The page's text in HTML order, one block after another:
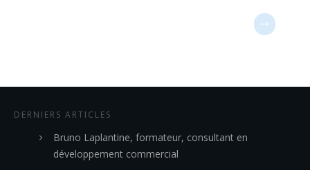
DERNIERS ARTICLES
Bruno Laplantine, formateur, consultant en
développement commercial